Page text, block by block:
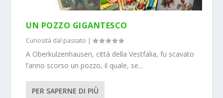
UN POZZO GIGANTESCO
Curiosità dal passato |
A Oberkulzenhausen, città della Vestfalia, fu scavato
l’anno scorso un pozzo, il quale, se...
PER SAPERNE DI PIÙ